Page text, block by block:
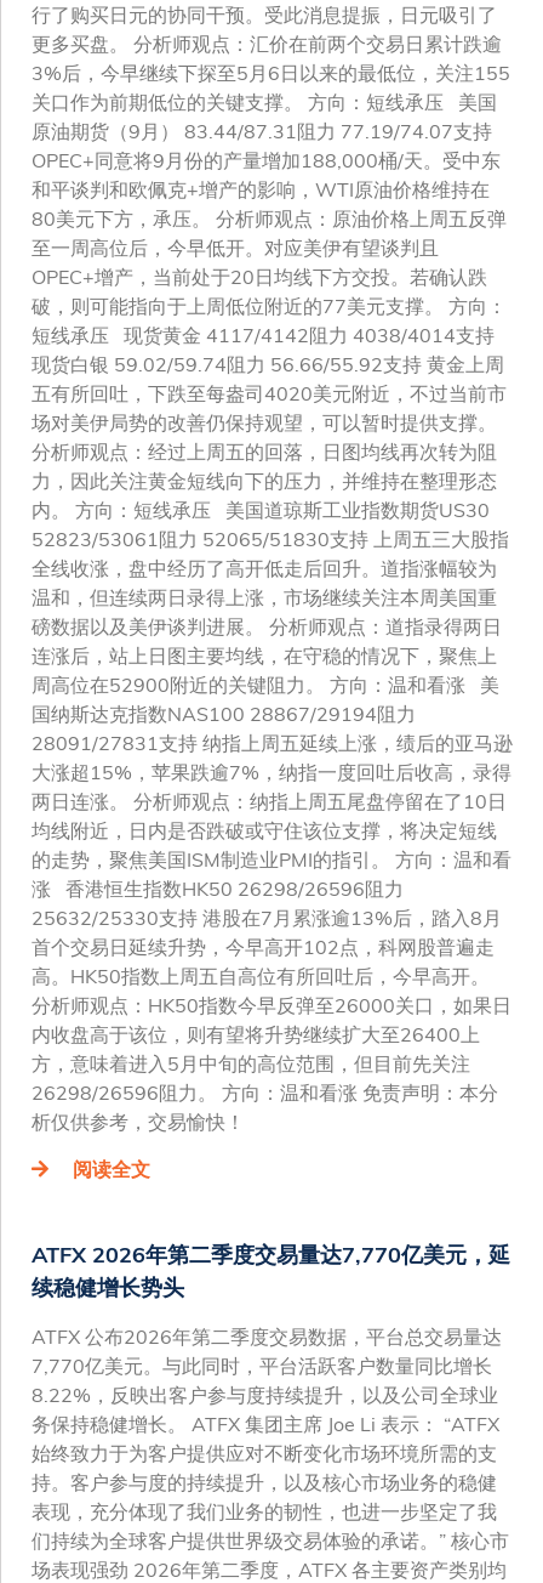
行了购买日元的协同干预。受此消息提振，日元吸引了
更多买盘。 分析师观点：汇价在前两个交易日累计跌逾
3%后，今早继续下探至5月6日以来的最低位，关注155
关口作为前期低位的关键支撑。 方向：短线承压 美国
原油期货（9月） 83.44/87.31阻力 77.19/74.07支持
OPEC+同意将9月份的产量增加188,000桶/天。受中东
和平谈判和欧佩克+增产的影响，WTI原油价格维持在
80美元下方，承压。 分析师观点：原油价格上周五反弹
至一周高位后，今早低开。对应美伊有望谈判且
OPEC+增产，当前处于20日均线下方交投。若确认跌
破，则可能指向于上周低位附近的77美元支撑。 方向：
短线承压 现货黄金 4117/4142阻力 4038/4014支持
现货白银 59.02/59.74阻力 56.66/55.92支持 黄金上周
五有所回吐，下跌至每盎司4020美元附近，不过当前市
场对美伊局势的改善仍保持观望，可以暂时提供支撑。
分析师观点：经过上周五的回落，日图均线再次转为阻
力，因此关注黄金短线向下的压力，并维持在整理形态
内。 方向：短线承压 美国道琼斯工业指数期货US30
52823/53061阻力 52065/51830支持 上周五三大股指
全线收涨，盘中经历了高开低走后回升。道指涨幅较为
温和，但连续两日录得上涨，市场继续关注本周美国重
磅数据以及美伊谈判进展。 分析师观点：道指录得两日
连涨后，站上日图主要均线，在守稳的情况下，聚焦上
周高位在52900附近的关键阻力。 方向：温和看涨 美
国纳斯达克指数NAS100 28867/29194阻力
28091/27831支持 纳指上周五延续上涨，绩后的亚马逊
大涨超15%，苹果跌逾7%，纳指一度回吐后收高，录得
两日连涨。 分析师观点：纳指上周五尾盘停留在了10日
均线附近，日内是否跌破或守住该位支撑，将决定短线
的走势，聚焦美国ISM制造业PMI的指引。 方向：温和看
涨 香港恒生指数HK50 26298/26596阻力
25632/25330支持 港股在7月累涨逾13%后，踏入8月
首个交易日延续升势，今早高开102点，科网股普遍走
高。HK50指数上周五自高位有所回吐后，今早高开。
分析师观点：HK50指数今早反弹至26000关口，如果日
内收盘高于该位，则有望将升势继续扩大至26400上
方，意味着进入5月中旬的高位范围，但目前先关注
26298/26596阻力。 方向：温和看涨 免责声明：本分
析仅供参考，交易愉快！
阅读全文
ATFX 2026年第二季度交易量达7,770亿美元，延
续稳健增长势头
ATFX 公布2026年第二季度交易数据，平台总交易量达
7,770亿美元。与此同时，平台活跃客户数量同比增长
8.22%，反映出客户参与度持续提升，以及公司全球业
务保持稳健增长。 ATFX 集团主席 Joe Li 表示： “ATFX
始终致力于为客户提供应对不断变化市场环境所需的支
持。客户参与度的持续提升，以及核心市场业务的稳健
表现，充分体现了我们业务的韧性，也进一步坚定了我
们持续为全球客户提供世界级交易体验的承诺。” 核心市
场表现强劲 2026年第二季度，ATFX 各主要资产类别均